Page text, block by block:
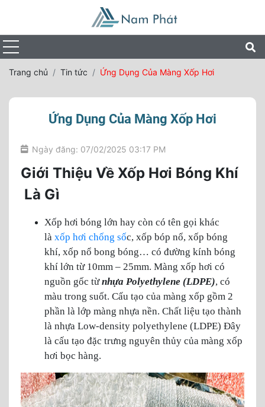
Trang chủ Tin tức Ứng Dụng Của Màng Xốp Hơi
Ứng Dụng Của Màng Xốp Hơi
Ngày đăng: 07/02/2025 03:17 PM
Giới Thiệu Về Xốp Hơi Bóng Khí
Là Gì
Xốp hơi bóng lớn hay còn có tên gọi khác
là xốp hơi chống sốc, xốp bóp nổ, xốp bóng
khí, xốp nổ bong bóng… có đường kính bóng
khí lớn từ 10mm – 25mm. Màng xốp hơi có
nguồn gốc từnhựa Polyethylene (LDPE), có
màu trong suốt. Cấu tạo của màng xốp gồm 2
phần là lớp màng nhựa nền. Chất liệu tạo thành
là nhựa Low-density polyethylene (LDPE) Đây
là cấu tạo đặc trưng nguyên thủy của màng xốp
hơi bọc hàng.